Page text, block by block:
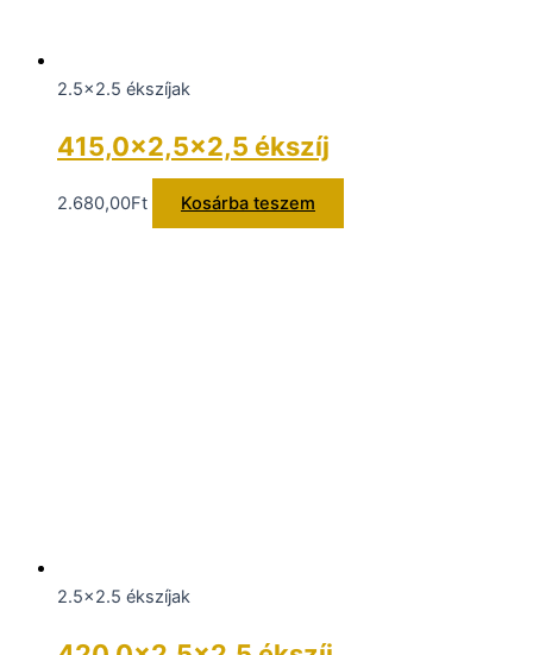
2.5x2.5 ékszíjak
415,0×2,5×2,5 ékszíj
2.680,00Ft Kosárba teszem
2.5x2.5 ékszíjak